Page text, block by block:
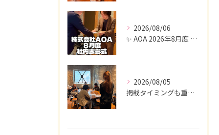
2026/08/06
✨ AOA 2026年8月度 表彰式レポート ✨
2026/08/05
掲載タイミングも重要で、業界動向や求職者の活動時期に合わせて...